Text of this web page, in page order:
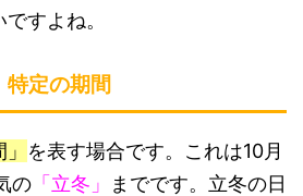
すよね。
特定の期間
を表す場合です。これは10月
の 「立冬」
までです。立冬の日